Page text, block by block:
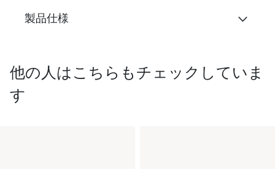
製品仕様
他の人はこちらもチェックしていま
す